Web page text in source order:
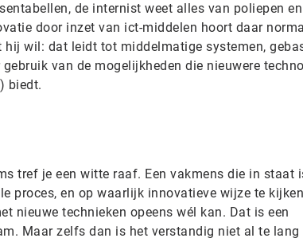
de internist weet alles van poliepen
door inzet van ict-middelen hoort daar
wil: dat leidt tot middelmatige systemen,
van de mogelijkheden die nieuwere
biedt.
tref je een witte raaf. Een vakmens die in staat
proces, en op waarlijk innovatieve wijze te
nieuwe technieken opeens wél kan. Dat is een
Maar zelfs dan is het verstandig niet al te lang